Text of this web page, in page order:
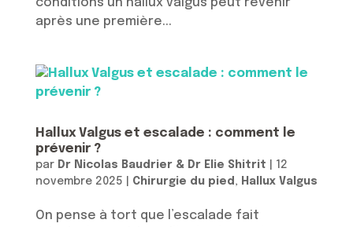
après une première...
Hallux Valgus et escalade : comment le
prévenir ?
par Dr Nicolas Baudrier & Dr Elie Shitrit
12
novembre 2025
Chirurgie du pied , Hallux Valgus
On pense à tort que l’escalade fait